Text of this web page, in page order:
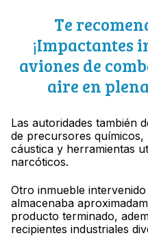
Te
¡Impactantes
aviones de
aire en
Las autoridades también
de precursores químicos,
cáustica y herramientas
narcóticos.
Otro inmueble
almacenaba
producto terminado,
recipientes industriales